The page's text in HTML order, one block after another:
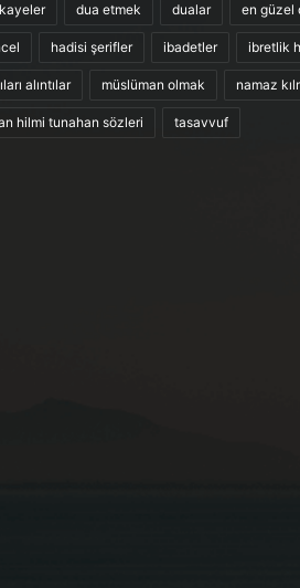
dua etmek dualar en güzel
hadisi şerifler ibadetler ibretlik
alıntılar müslüman olmak namaz
hilmi tunahan sözleri tasavvuf